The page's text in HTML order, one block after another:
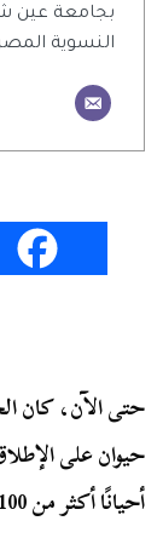
بجامعة عين
النسوية
حتى الآن، كان